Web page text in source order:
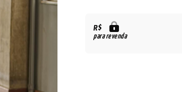
R$
para revenda